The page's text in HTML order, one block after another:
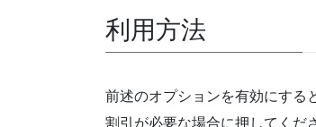
利用方法
前述のオプションを有効にする
割引が必要な場合に押してくだ